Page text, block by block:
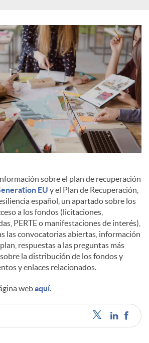
sobre el plan de recuperación
EU y el Plan de Recuperación,
español, un apartado sobre los
a los fondos (licitaciones,
PERTE o manifestaciones de interés),
las convocatorias abiertas, información
respuestas a las preguntas más
la distribución de los fondos y
y enlaces relacionados.
webaquí.